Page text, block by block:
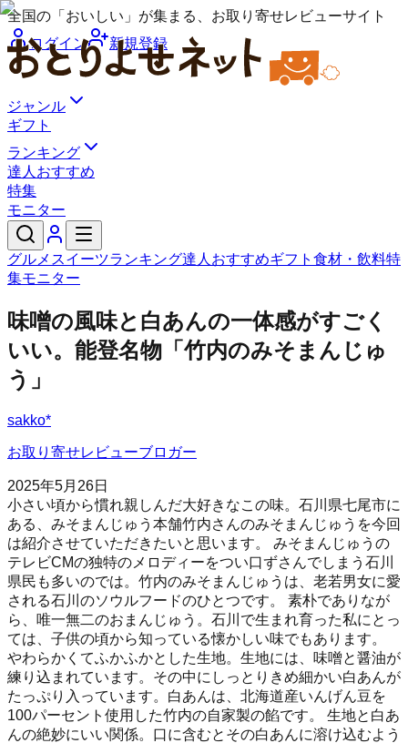
全国の「おいしい」が集まる、お取り寄せレビューサイト
ログイン
新規登録
ジャンル
ギフト
ランキング
達人おすすめ
特集
モニター
グルメ スイーツランキング達人おすすめギフト 食材・飲料特
集モニター
味噌の風味と白あんの一体感がすごく
いい。能登名物「竹内のみそまんじゅ
う」
sakko*
お取り寄せレビューブロガー
2025年5月26日
小さい頃から慣れ親しんだ大好きなこの味。石川県七尾市に
ある、みそまんじゅう本舗竹内さんのみそまんじゅうを今回
は紹介させていただきたいと思います。 みそまんじゅうの
テレビCMの独特のメロディーをつい口ずさんでしまう石川
県民も多いのでは。竹内のみそまんじゅうは、老若男女に愛
される石川のソウルフードのひとつです。 素朴でありなが
ら、唯一無二のおまんじゅう。石川で生まれ育った私にとっ
ては、子供の頃から知っている懐かしい味でもあります。
やわらかくてふかふかとした生地。生地には、味噌と醤油が
練り込まれています。その中にしっとりきめ細かい白あんが
たっぷり入っています。白あんは、北海道産いんげん豆を
100パーセント使用した竹内の自家製の餡です。 生地と白あ
んの絶妙にいい関係。口に含むとその白あんに溶け込むよう